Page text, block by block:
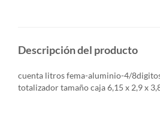
Descripción del producto
cuenta litros fema-aluminio-4/
totalizador tamaño caja 6,15 x 2,9 x